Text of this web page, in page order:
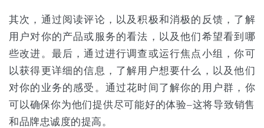
其次，通过阅读评论，以及积极和消极的反馈，了解
用户对你的产品或服务的看法，以及他们希望看到哪
些改进。最后，通过进行调查或运行焦点小组，你可
以获得更详细的信息，了解用户想要什么，以及他们
对你的业务的感受。通过花时间了解你的用户群，你
可以确保你为他们提供尽可能好的体验–这将导致销售
和品牌忠诚度的提高。